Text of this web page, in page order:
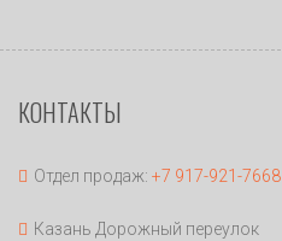
КОНТАКТЫ
Отдел продаж: +7 917-921-7668
Казань Дорожный переулок